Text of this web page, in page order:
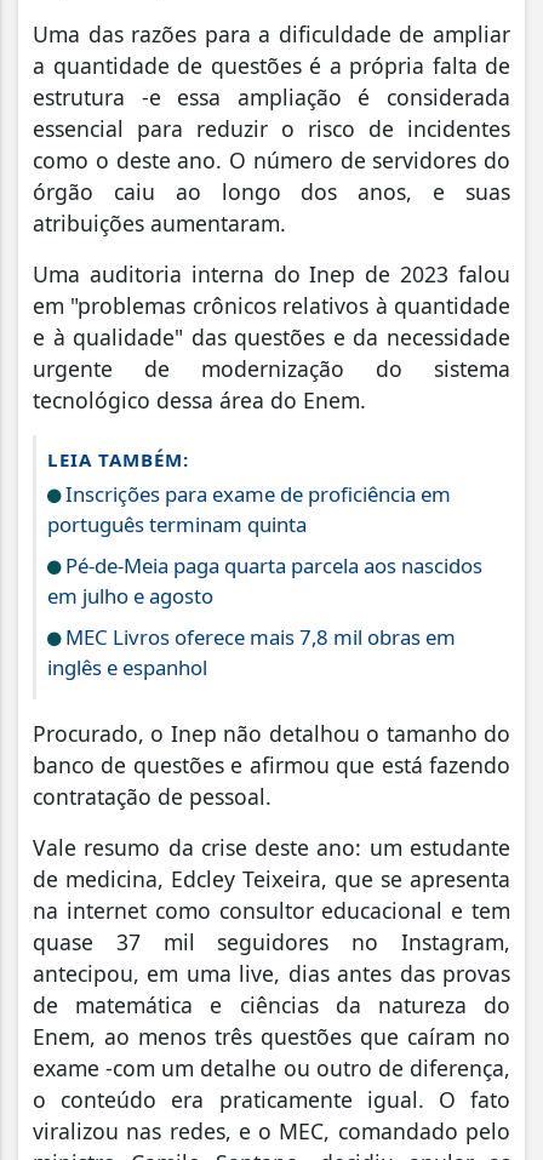
Uma das razões para a dificuldade de ampliar
a quantidade de questões é a própria falta de
estrutura -e essa ampliação é considerada
essencial para reduzir o risco de incidentes
como o deste ano. O número de servidores do
órgão caiu ao longo dos anos, e suas
atribuições aumentaram.
Uma auditoria interna do Inep de 2023 falou
em "problemas crônicos relativos à quantidade
e à qualidade" das questões e da necessidade
urgente de modernização do sistema
tecnológico dessa área do Enem.
LEIA TAMBÉM:
Inscrições para exame de proficiência em
português terminam quinta
Pé-de-Meia paga quarta parcela aos nascidos
em julho e agosto
MEC Livros oferece mais 7,8 mil obras em
inglês e espanhol
Procurado, o Inep não detalhou o tamanho do
banco de questões e afirmou que está fazendo
contratação de pessoal.
Vale resumo da crise deste ano: um estudante
de medicina, Edcley Teixeira, que se apresenta
na internet como consultor educacional e tem
quase 37 mil seguidores no Instagram,
antecipou, em uma live, dias antes das provas
de matemática e ciências da natureza do
Enem, ao menos três questões que caíram no
exame -com um detalhe ou outro de diferença,
o conteúdo era praticamente igual. O fato
viralizou nas redes, e o MEC, comandado pelo